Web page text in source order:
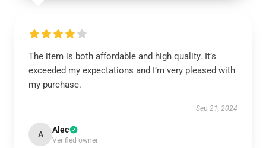
The item is both affordable and high quality. It’s
exceeded my expectations and I’m very pleased with
my purchase.
Sep 21, 2024
A Alec
Verified owner